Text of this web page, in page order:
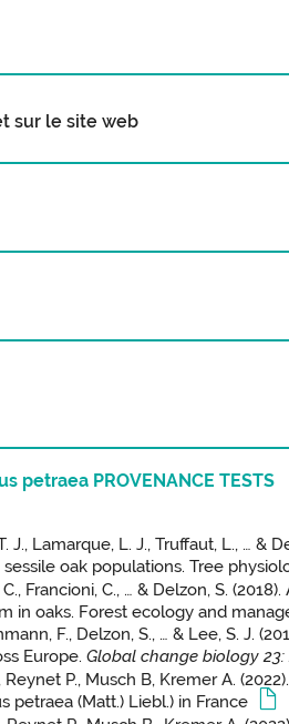
sur le site web
petraea PROVENANCE TESTS
J., Lamarque, L. J., Truffaut, L., … &
oak populations. Tree
Francioni, C., … & Delzon, S.
oaks. Forest ecology and
F., Delzon, S., … & Lee, S. J.
Europe.Global change biology 23:
P., Musch B, Kremer A.
petraea (Matt.) Liebl.) in France